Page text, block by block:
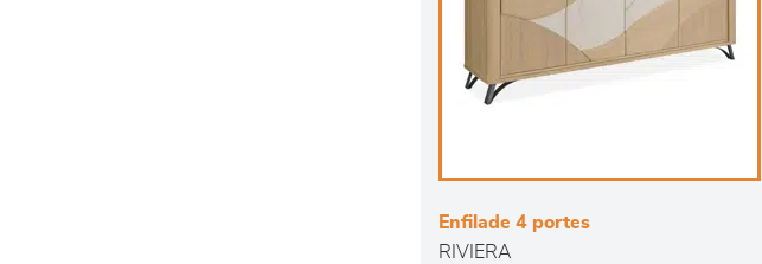
Enfilade 4 portes
RIVIERA